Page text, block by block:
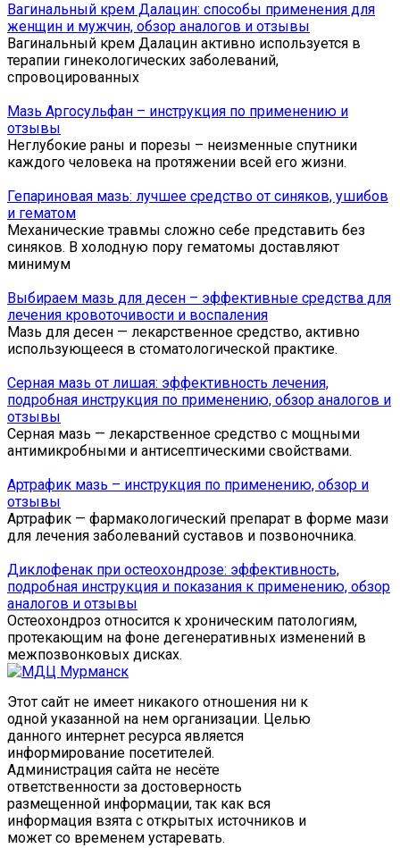
Вагинальный крем Далацин: способы применения для
женщин и мужчин, обзор аналогов и отзывы
Вагинальный крем Далацин активно используется в
терапии гинекологических заболеваний,
спровоцированных
Мазь Аргосульфан – инструкция по применению и
отзывы
Неглубокие раны и порезы – неизменные спутники
каждого человека на протяжении всей его жизни.
Гепариновая мазь: лучшее средство от синяков, ушибов
и гематом
Механические травмы сложно себе представить без
синяков. В холодную пору гематомы доставляют
минимум
Выбираем мазь для десен – эффективные средства для
лечения кровоточивости и воспаления
Мазь для десен — лекарственное средство, активно
использующееся в стоматологической практике.
Серная мазь от лишая: эффективность лечения,
подробная инструкция по применению, обзор аналогов и
отзывы
Серная мазь — лекарственное средство с мощными
антимикробными и антисептическими свойствами.
Артрафик мазь – инструкция по применению, обзор и
отзывы
Артрафик — фармакологический препарат в форме мази
для лечения заболеваний суставов и позвоночника.
Диклофенак при остеохондрозе: эффективность,
подробная инструкция и показания к применению, обзор
аналогов и отзывы
Остеохондроз относится к хроническим патологиям,
протекающим на фоне дегенеративных изменений в
межпозвонковых дисках.
Этот сайт не имеет никакого отношения ни к
одной указанной на нем организации. Целью
данного интернет ресурса является
информирование посетителей.
Администрация сайта не несёте
ответственности за достоверность
размещенной информации, так как вся
информация взята с открытых источников и
может со временем устаревать.